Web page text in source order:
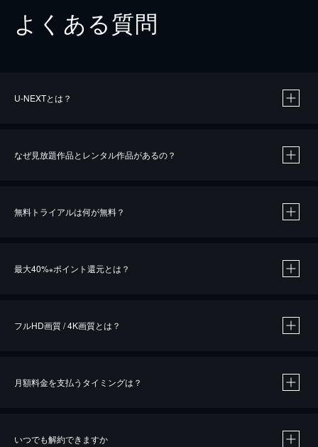
よくある質問
U-NEXTとは？
なぜ見放題作品とレンタル作品があるの？
無料トライアルは何が無料？
最大40%※ポイント還元とは？
※40％ポイント還元の対象は、クレジットカード決済による作品の購入 / レンタルです。
iOSアプリのUコイン決済による作品の購入 / レンタルは、20％のポイント還元です。
フルHD画質 / 4K画質とは？
月額料金を支払うタイミングは？
いつでも解約できますか